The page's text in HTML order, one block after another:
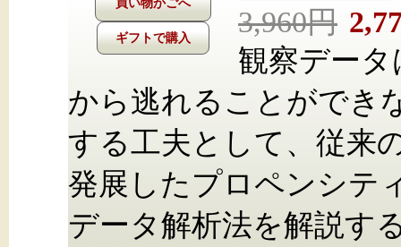
ギフトで購入
3,960円
観察デー
から逃れることができ
する工夫として、従来
発展したプロペンシテ
データ解析法を解説す